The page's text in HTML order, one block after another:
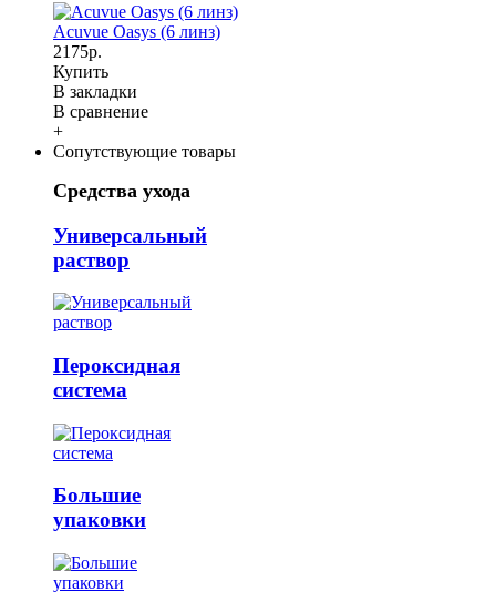
Acuvue Oasys (6 линз)
2175р.
Купить
В закладки
В сравнение
+
Сопутствующие товары
Средства ухода
Универсальный
раствор
Пероксидная
система
Большие
упаковки